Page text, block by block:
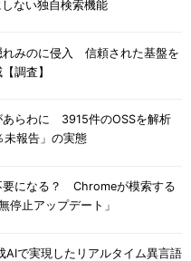
ない独自検索機能
れみのに侵入 信頼された基盤を
調査】
あらわに 3915件のOSSを解析
未報告」の実態
要になる？ Chromeが模索する
停止アップデート」
AIで実現したリアルタイム異言語